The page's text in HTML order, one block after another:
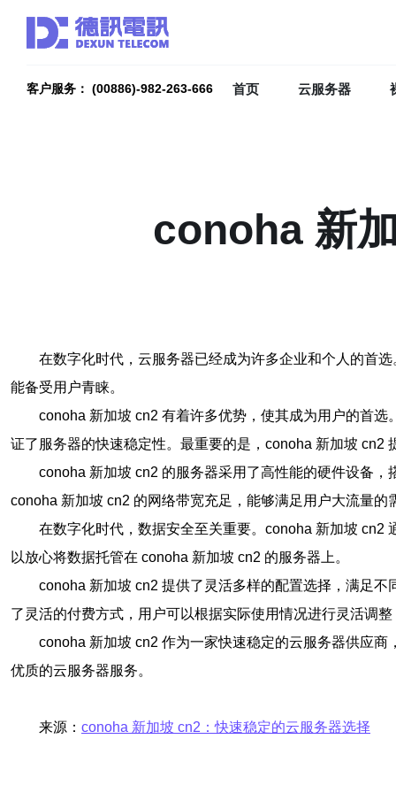
客户服务： (00886)-982-263-666 首页 云服务器
conoha 新
在数字化时代，云服务器已经成为许多企业和个人的首
能备受用户青睐。
conoha 新加坡 cn2 有着许多优势，使其成为用户的首
证了服务器的快速稳定性。最重要的是，conoha 新加坡 cn2
conoha 新加坡 cn2 的服务器采用了高性能的硬件设备
conoha 新加坡 cn2 的网络带宽充足，能够满足用户大流量的
在数字化时代，数据安全至关重要。conoha 新加坡 cn2
以放心将数据托管在 conoha 新加坡 cn2 的服务器上。
conoha 新加坡 cn2 提供了灵活多样的配置选择，满足
了灵活的付费方式，用户可以根据实际使用情况进行灵活调
conoha 新加坡 cn2 作为一家快速稳定的云服务器供应
优质的云服务器服务。
来源： conoha 新加坡 cn2：快速稳定的云服务器选择